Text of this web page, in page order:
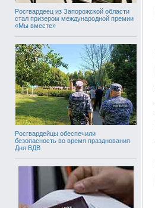
Росгвардеец из Запорожской области
стал призером международной премии
«Мы вместе»
Росгвардейцы обеспечили
безопасность во время празднования
Дня ВДВ